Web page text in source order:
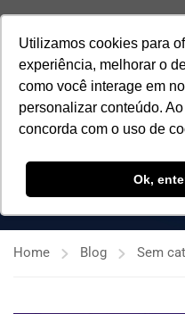
Utilizamos cookies para
experiência, melhorar o
como você interage em
personalizar conteúdo.
concorda com o uso de
Ok,
SEM
Home Blog Sem